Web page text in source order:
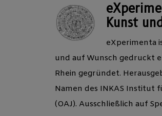
Kunst
eXperimenta
und auf Wunsch gedruckt
Rhein gegründet.
Namen des INKAS Institut
(OAJ). Ausschließlich auf